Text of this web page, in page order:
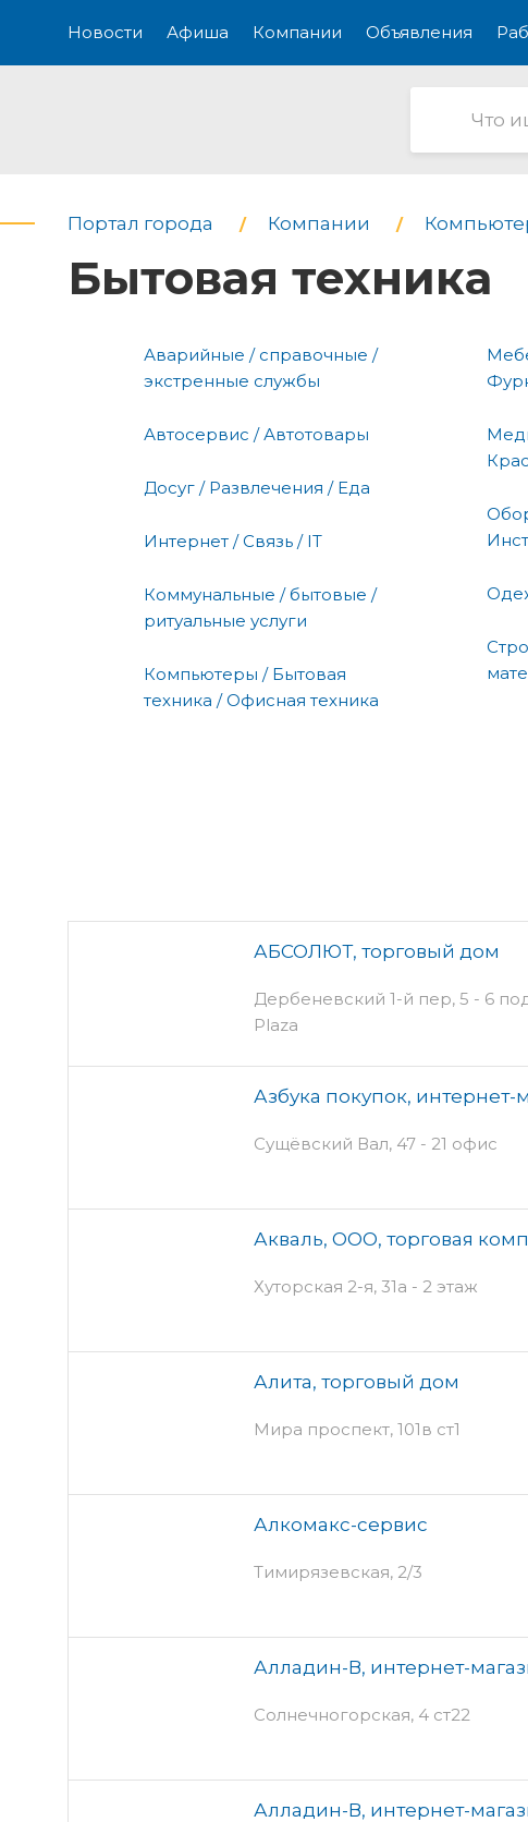
Новости Афиша Компании Объявления
Портал города Компании
Бытовая техника
Аварийные / справочные /
экстренные службы
Автосервис / Автотовары
Досуг / Развлечения / Еда
Интернет / Связь / IT
Коммунальные / бытовые /
ритуальные услуги
Компьютеры / Бытовая
техника / Офисная техника
АБСОЛЮТ, торговый дом
Дербеневский 1-й пер, 5 - 6
Plaza
Азбука покупок, интернет-
Сущёвский Вал, 47 - 21 офис
Акваль, ООО, торговая
Хуторская 2-я, 31а - 2 этаж
Алита, торговый дом
Мира проспект, 101в ст1
Алкомакс-сервис
Тимирязевская, 2/3
Алладин-В, интернет-
Солнечногорская, 4 ст22
Алладин-В, интернет-